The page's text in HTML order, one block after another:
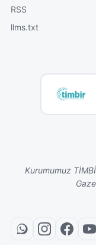
RSS
llms.txt
Kurumumuz